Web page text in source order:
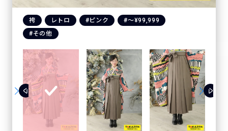
袴 レトロ #ピンク
#〜¥99,999
#その他